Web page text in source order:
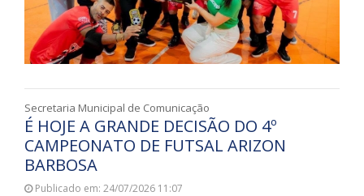
Secretaria Municipal de Comunicação
É HOJE A GRANDE DECISÃO DO 4º
CAMPEONATO DE FUTSAL ARIZON
BARBOSA
Publicado em: 24/07/2026 11:07